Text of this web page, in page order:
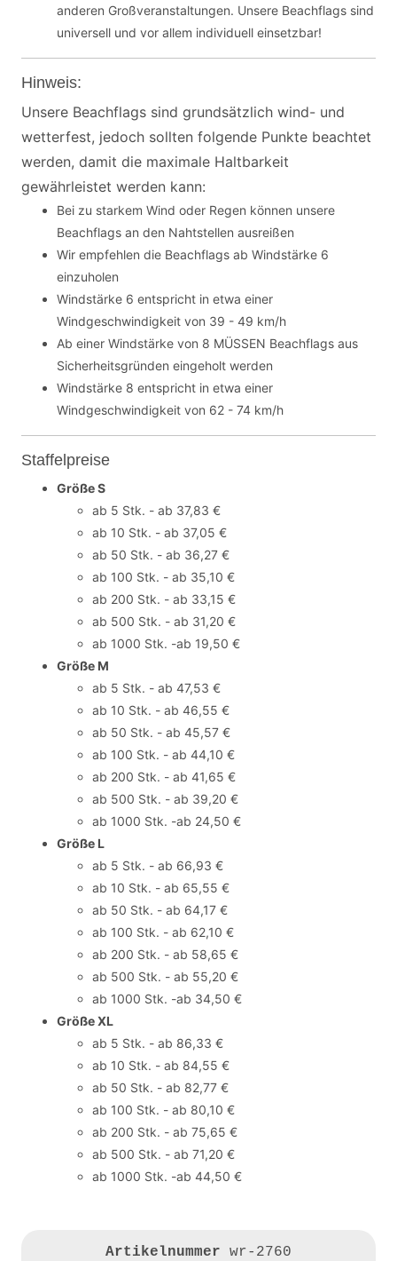
anderen Großveranstaltungen. Unsere Beachflags sind
universell und vor allem individuell einsetzbar!
Hinweis:
Unsere Beachflags sind grundsätzlich wind- und
wetterfest, jedoch sollten folgende Punkte beachtet
werden, damit die maximale Haltbarkeit
gewährleistet werden kann:
Bei zu starkem Wind oder Regen können unsere
Beachflags an den Nahtstellen ausreißen
Wir empfehlen die Beachflags ab Windstärke 6
einzuholen
Windstärke 6 entspricht in etwa einer
Windgeschwindigkeit von 39 - 49 km/h
Ab einer Windstärke von 8 MÜSSEN Beachflags aus
Sicherheitsgründen eingeholt werden
Windstärke 8 entspricht in etwa einer
Windgeschwindigkeit von 62 - 74 km/h
Staffelpreise
Größe S
ab 5 Stk. - ab 37,83 €
ab 10 Stk. - ab 37,05 €
ab 50 Stk. - ab 36,27 €
ab 100 Stk. - ab 35,10 €
ab 200 Stk. - ab 33,15 €
ab 500 Stk. - ab 31,20 €
ab 1000 Stk. -ab 19,50 €
Größe M
ab 5 Stk. - ab 47,53 €
ab 10 Stk. - ab 46,55 €
ab 50 Stk. - ab 45,57 €
ab 100 Stk. - ab 44,10 €
ab 200 Stk. - ab 41,65 €
ab 500 Stk. - ab 39,20 €
ab 1000 Stk. -ab 24,50 €
Größe L
ab 5 Stk. - ab 66,93 €
ab 10 Stk. - ab 65,55 €
ab 50 Stk. - ab 64,17 €
ab 100 Stk. - ab 62,10 €
ab 200 Stk. - ab 58,65 €
ab 500 Stk. - ab 55,20 €
ab 1000 Stk. -ab 34,50 €
Größe XL
ab 5 Stk. - ab 86,33 €
ab 10 Stk. - ab 84,55 €
ab 50 Stk. - ab 82,77 €
ab 100 Stk. - ab 80,10 €
ab 200 Stk. - ab 75,65 €
ab 500 Stk. - ab 71,20 €
ab 1000 Stk. -ab 44,50 €
Artikelnummer wr-2760